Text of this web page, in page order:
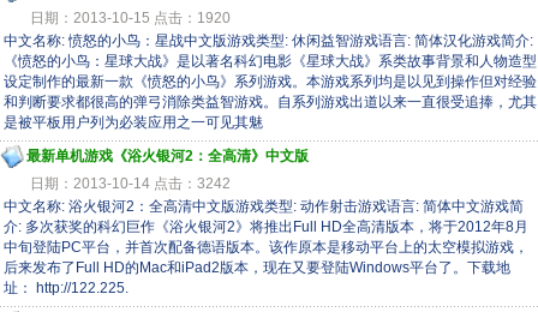
日期：2013-10-15 点击：1920
中文名称: 愤怒的小鸟：星战中文版游戏类型: 休闲益智游戏语言: 简体汉化游戏简介:
《愤怒的小鸟：星球大战》是以著名科幻电影《星球大战》系类故事背景和人物造型
设定制作的最新一款《愤怒的小鸟》系列游戏。本游戏系列均是以见到操作但对经验
和判断要求都很高的弹弓消除类益智游戏。自系列游戏出道以来一直很受追捧，尤其
是被平板用户列为必装应用之一可见其魅
最新单机游戏《浴火银河2：全高清》中文版
日期：2013-10-14 点击：3242
中文名称: 浴火银河2：全高清中文版游戏类型: 动作射击游戏语言: 简体中文游戏简
介: 多次获奖的科幻巨作《浴火银河2》将推出Full HD全高清版本，将于2012年8月
中旬登陆PC平台，并首次配备德语版本。该作原本是移动平台上的太空模拟游戏，
后来发布了Full HD的Mac和iPad2版本，现在又要登陆Windows平台了。下载地
址： http://122.225.